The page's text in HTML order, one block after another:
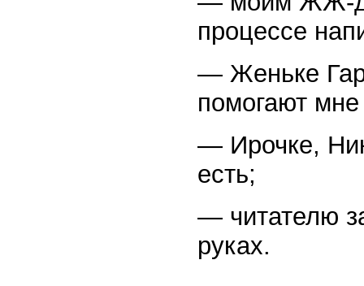
процессе
— Женьке
помогают мне
— Ирочке,
есть;
— читателю
руках.